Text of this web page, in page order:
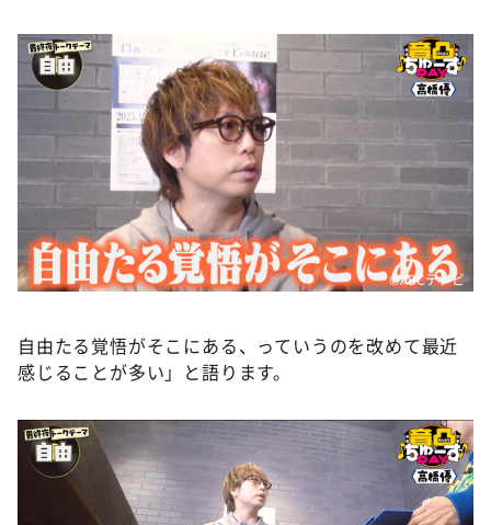
©ABCテレビ
自由たる覚悟がそこにある、っていうのを改めて最近
感じることが多い」と語ります。